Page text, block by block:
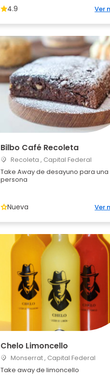
4.9 Ver
Bilbo Café Recoleta
Recoleta , Capital Federal
Take Away de desayuno para una
persona
Nueva Ver
Chelo Limoncello
Monserrat , Capital Federal
Take away de limoncello